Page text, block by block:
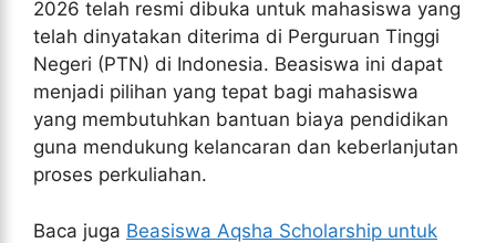
2026 telah resmi dibuka untuk mahasiswa yang
telah dinyatakan diterima di Perguruan Tinggi
Negeri (PTN) di Indonesia. Beasiswa ini dapat
menjadi pilihan yang tepat bagi mahasiswa
yang membutuhkan bantuan biaya pendidikan
guna mendukung kelancaran dan keberlanjutan
proses perkuliahan.
Baca juga Beasiswa Aqsha Scholarship untuk